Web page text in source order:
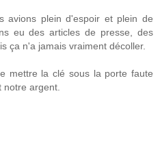
avions plein d'espoir et plein de
eu des articles de presse, des
ça n'a jamais vraiment décoller.
mettre la clé sous la porte faute
argent.